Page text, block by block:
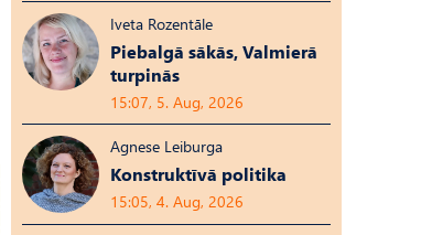
Iveta Rozentāle
Piebalgā sākās, Valmierā
turpinās
15:07, 5. Aug, 2026
Agnese Leiburga
Konstruktīvā politika
15:05, 4. Aug, 2026